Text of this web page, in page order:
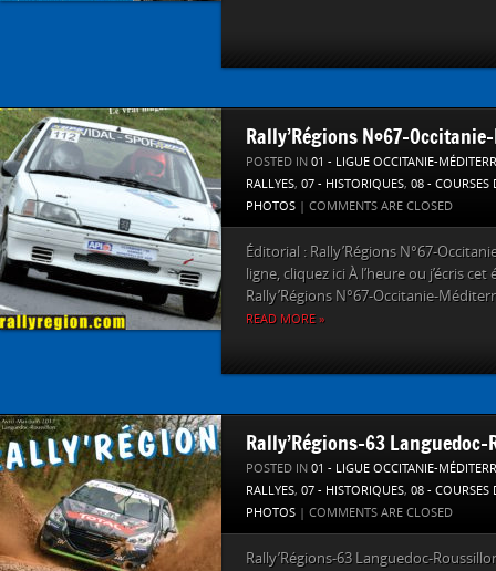
Rally’Régions N°67-
POSTED IN 01 - LIGUE OCCITANIE-
RALLYES, 07 - HISTORIQUES, 08 - COURSES
PHOTOS | COMMENTS ARE CLOSED
Éditorial : Rally’Régions N°67-
ligne, cliquez ici À l’heure ou j’écris
Rally’Régions N°67-Occitanie-
READ MORE »
Rally’Régions-63
POSTED IN 01 - LIGUE OCCITANIE-
RALLYES, 07 - HISTORIQUES, 08 - COURSES
PHOTOS | COMMENTS ARE CLOSED
Rally’Régions-63 Languedoc-